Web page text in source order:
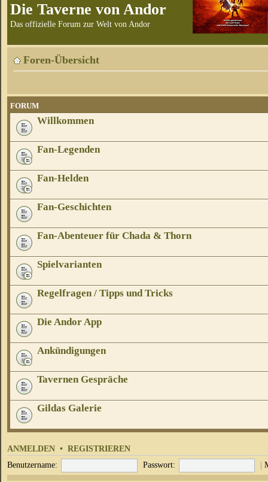
Die Taverne von Andor
Das offizielle Forum zur Welt von Andor
Foren-Übersicht
FORUM
Willkommen
Fan-Legenden
Fan-Helden
Fan-Geschichten
Fan-Abenteuer für Chada & Thorn
Spielvarianten
Regelfragen / Tipps und Tricks
Die Andor App
Ankündigungen
Tavernen Gespräche
Gildas Galerie
ANMELDEN • REGISTRIEREN
Benutzername: Passwort: |